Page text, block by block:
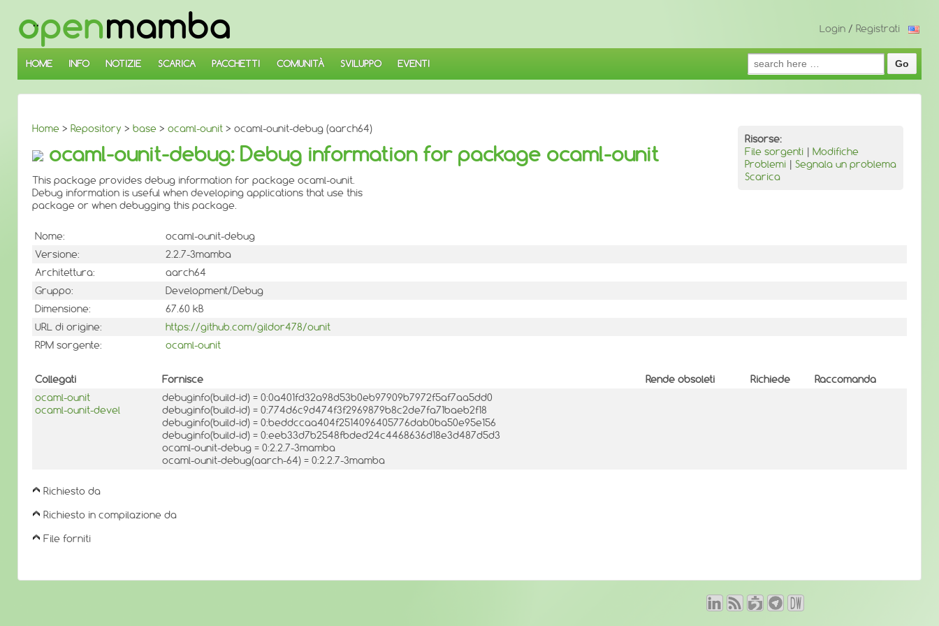
SALTA
AL
CONTENUTO
PRINCIPALE
Login / Registrati
HOME INFO NOTIZIE SCARICA PACCHETTI COMUNITÀ SVILUPPO EVENTI
Search
for:
Home > Repository > base > ocaml-ounit > ocaml-ounit-debug (aarch64)
Risorse:
File sorgenti | Modifiche
Problemi | Segnala un problema
Scarica
ocaml-ounit-debug: Debug information for package ocaml-ounit
This package provides debug information for package ocaml-ounit.
Debug information is useful when developing applications that use this
package or when debugging this package.
Nome:
ocaml-ounit-debug
Versione:
2.2.7-3mamba
Architettura:
aarch64
Gruppo:
Development/Debug
Dimensione:
67.60 kB
URL di origine:
https://github.com/gildor478/ounit
RPM sorgente:
ocaml-ounit
Collegati Fornisce Rende obsoleti Richiede
Raccomanda
ocaml-ounit
ocaml-ounit-devel
debuginfo(build-id) = 0:0a401fd32a98d53b0eb97909b7972f5af7aa5dd0
debuginfo(build-id) = 0:774d6c9d474f3f2969879b8c2de7fa71baeb2f18
debuginfo(build-id) = 0:beddccaa404f2514096405776dab0ba50e95e156
debuginfo(build-id) = 0:eeb33d7b2548fbded24c4468636d18e3d487d5d3
ocaml-ounit-debug = 0:2.2.7-3mamba
ocaml-ounit-debug(aarch-64) = 0:2.2.7-3mamba
Richiesto da
Richiesto in compilazione da
File forniti